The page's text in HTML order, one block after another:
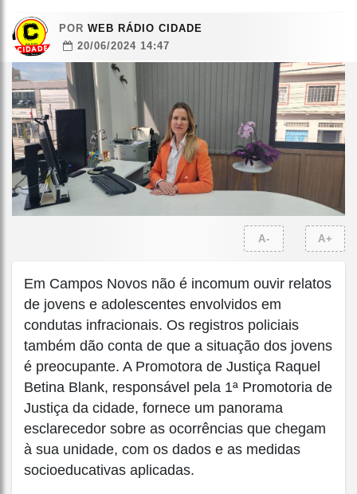
POR WEB RÁDIO CIDADE
20/06/2024 14:47
A- A+
Em Campos Novos não é incomum ouvir relatos
de jovens e adolescentes envolvidos em
condutas infracionais. Os registros policiais
também dão conta de que a situação dos jovens
é preocupante. A Promotora de Justiça Raquel
Betina Blank, responsável pela 1ª Promotoria de
Justiça da cidade, fornece um panorama
esclarecedor sobre as ocorrências que chegam
à sua unidade, com os dados e as medidas
socioeducativas aplicadas.